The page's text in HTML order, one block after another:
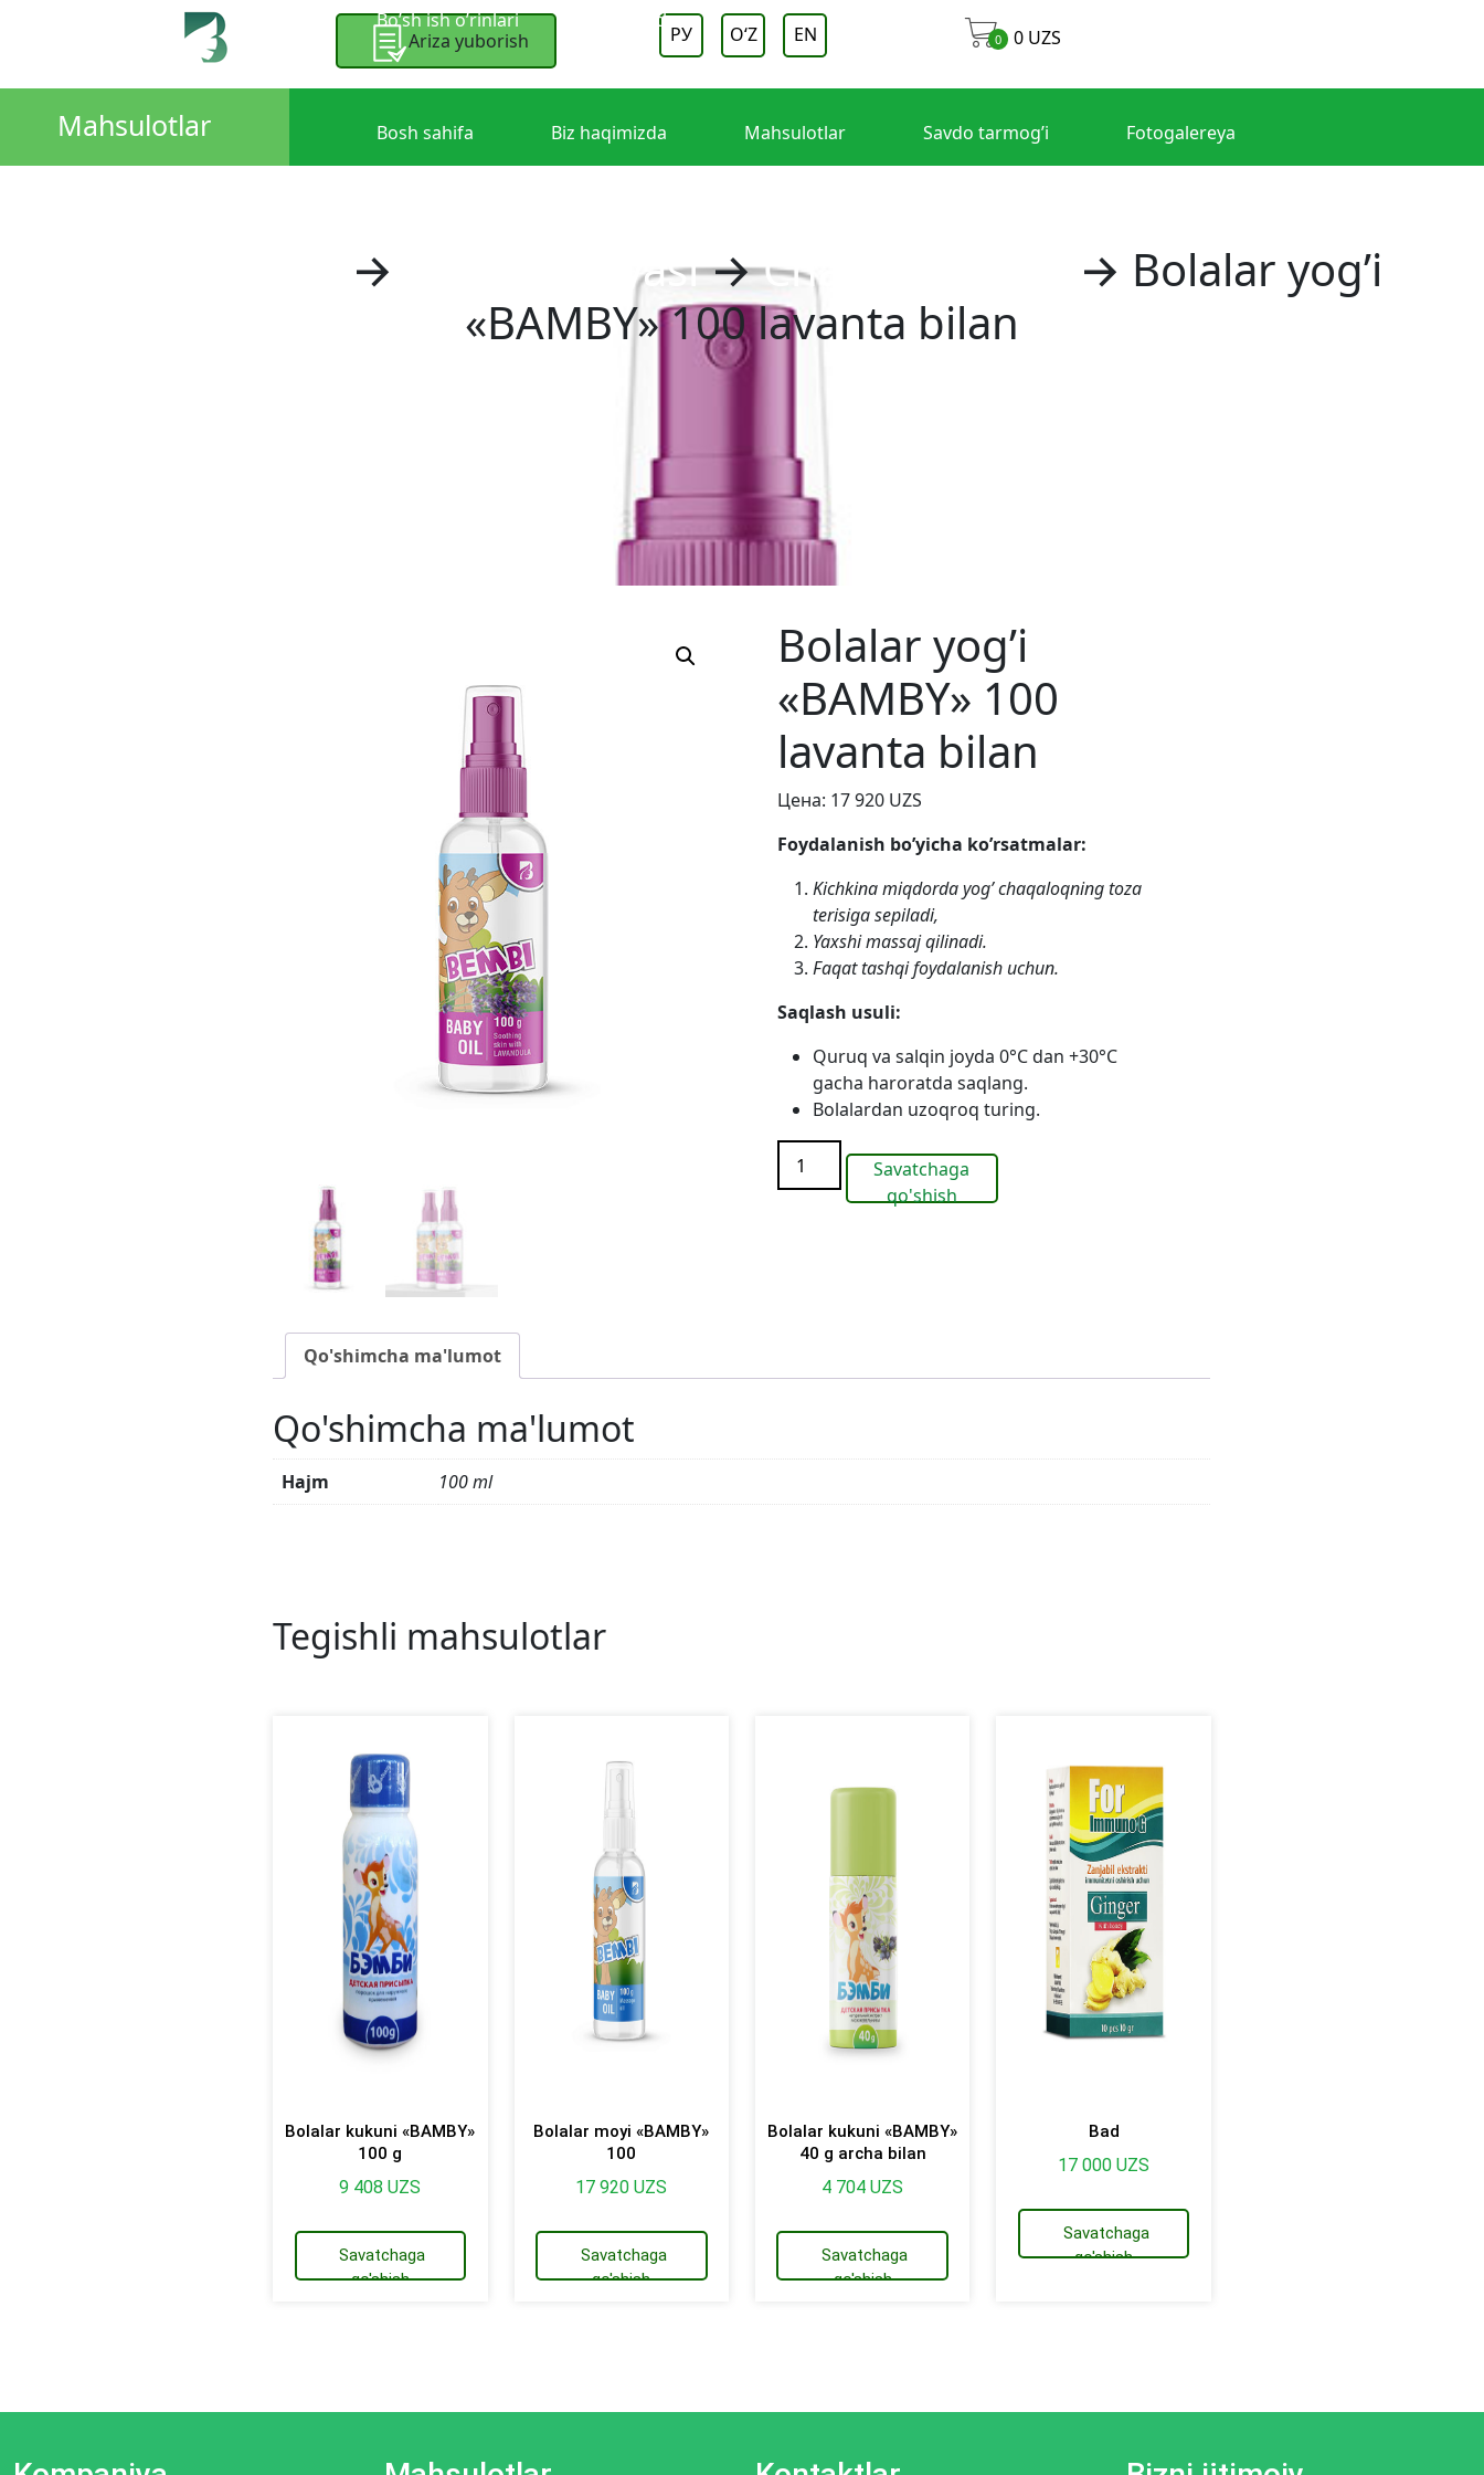
Bo’sh ish o’rinlari
Kontaktlar
Ariza yuborish
РУ OʻZ EN 0 0 UZS
Mahsulotlar Bosh sahifa Biz haqimizda Mahsulotlar Savdo tarmog’i Fotogalereya
→ Bolalar liniyasi→Chaqaloq yog'i
→ Bolalar yog’i
«BAMBY» 100 lavanta bilan
Bolalar yog’i
«BAMBY» 100
lavanta bilan
Цена: 17 920 UZS
Foydalanish bo’yicha ko’rsatmalar:
Kichkina miqdorda yog’ chaqaloqning toza
terisiga sepiladi,
Yaxshi massaj qilinadi.
Faqat tashqi foydalanish uchun.
Saqlash usuli:
Quruq va salqin joyda 0°C dan +30°C
gacha haroratda saqlang.
Bolalardan uzoqroq turing.
yog'i
"BAMBY"
Savatchaga
qo'shish
Qo'shimcha ma'lumot
Qo'shimcha ma'lumot
Hajm 100 ml
Tegishli mahsulotlar
Bolalar kukuni «BAMBY»
100 g
9 408UZS
Savatchaga
qo'shish
Bolalar moyi «BAMBY»
100
17 920UZS
Savatchaga
qo'shish
Bolalar kukuni «BAMBY»
40 g archa bilan
4 704UZS
Savatchaga
qo'shish
Bad
17 000UZS
Savatchaga
qo'shish